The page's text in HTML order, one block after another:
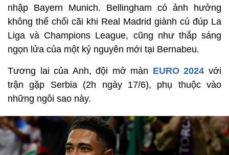
nhập Bayern Munich. Bellingham có ảnh hưởng
không thể chối cãi khi Real Madrid giành cú đúp La
Liga và Champions League, cũng như thắp sáng
ngọn lửa của một kỷ nguyên mới tại Bernabeu.
Tương lai của Anh, đội mở màn EURO 2024 với
trận gặp Serbia (2h ngày 17/6), phụ thuộc vào
những ngôi sao này.